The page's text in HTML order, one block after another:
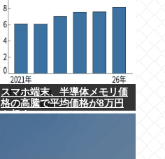
スマホ端末、半導体メモリ価
格の高騰で平均価格が8万円
を超す